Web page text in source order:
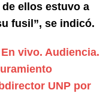
de ellos estuvo a
fusil”, se indicó.
En vivo. Audiencia.
UNP por